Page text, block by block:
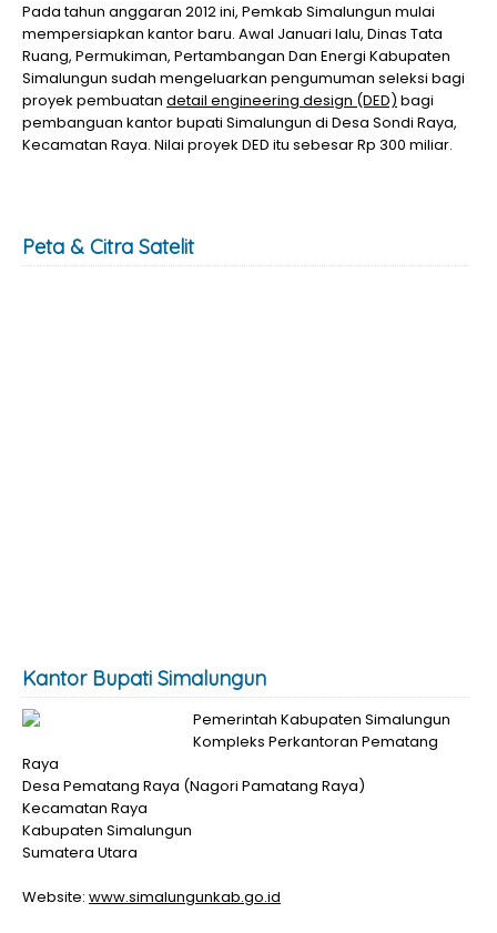
Pada tahun anggaran 2012 ini, Pemkab Simalungun mulai
mempersiapkan kantor baru. Awal Januari lalu, Dinas Tata
Ruang, Permukiman, Pertambangan Dan Energi Kabupaten
Simalungun sudah mengeluarkan pengumuman seleksi bagi
proyek pembuatan detail engineering design (DED) bagi
pembanguan kantor bupati Simalungun di Desa Sondi Raya,
Kecamatan Raya. Nilai proyek DED itu sebesar Rp 300 miliar.
Peta & Citra Satelit
Kantor Bupati Simalungun
Pemerintah Kabupaten Simalungun
Kompleks Perkantoran Pematang
Raya
Desa Pematang Raya (Nagori Pamatang Raya)
Kecamatan Raya
Kabupaten Simalungun
Sumatera Utara
Website: www.simalungunkab.go.id